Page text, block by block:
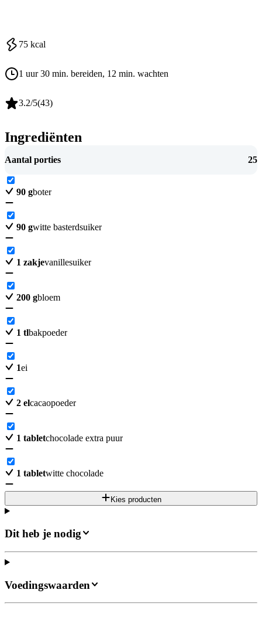
75 kcal
1 uur 30 min. bereiden, 12 min. wachten
3.2/5(43)
Ingrediënten
Aantal porties 25
90 gboter
90 gwitte basterdsuiker
1 zakjevanillesuiker
200 gbloem
1 tlbakpoeder
1ei
2 elcacaopoeder
1 tabletchocolade extra puur
1 tabletwitte chocolade
Kies producten
Dit heb je nodig
Voedingswaarden